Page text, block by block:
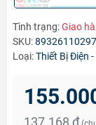
Tình trạng:Giao
SKU:
Loại:Thiết Bị Điện
137.168 ₫